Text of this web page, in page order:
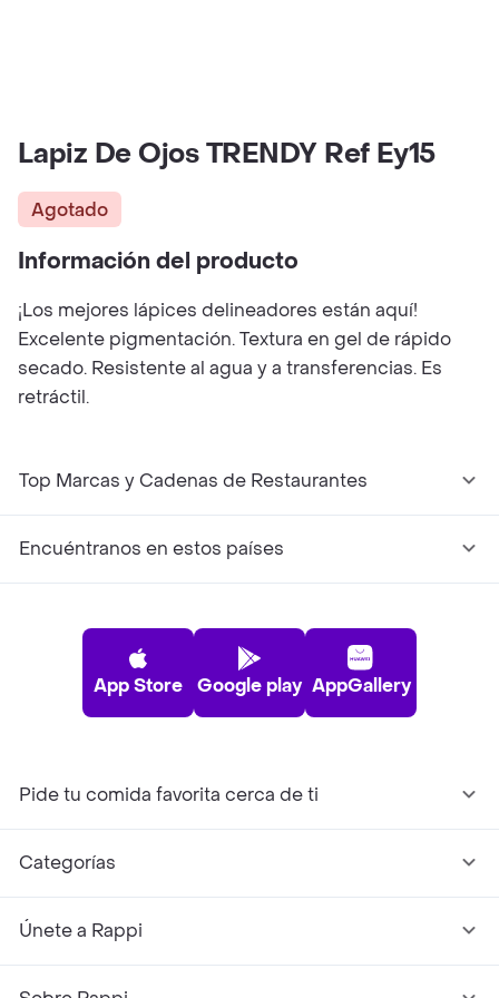
Lapiz De Ojos TRENDY Ref Ey15
Agotado
Información del producto
¡Los mejores lápices delineadores están aquí!
Excelente pigmentación. Textura en gel de rápido
secado. Resistente al agua y a transferencias. Es
retráctil.
Top Marcas y Cadenas de Restaurantes
Encuéntranos en estos países
App Store Google play AppGallery
Pide tu comida favorita cerca de ti
Categorías
Únete a Rappi